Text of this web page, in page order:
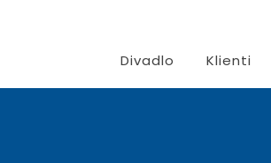
Divadlo Klienti